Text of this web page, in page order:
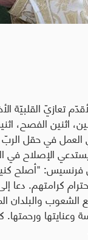
تعازيّ القلبيّة
اثنين الفصح،
العمل في حقل الربّ
الإصلاح في
فرنسيس: "أصلح
كرامتهم. دعا
والبلدان
ورحمتها.